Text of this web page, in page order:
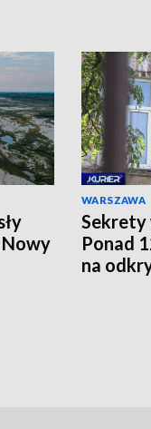
Nowy
WARSZAWA
Sekrety
Ponad
na